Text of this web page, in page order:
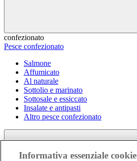
confezionato
Pesce confezionato
Salmone
Affumicato
Al naturale
Sottolio e marinato
Sottosale e essiccato
Insalate e antipasti
Altro pesce confezionato
Informativa essenziale cookie